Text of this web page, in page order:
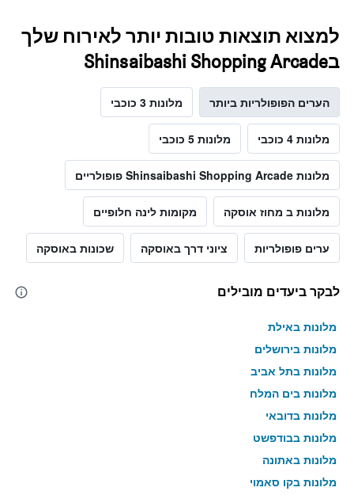
למצוא תוצאות טובות יותר לאירוח שלך
בShinsaibashi Shopping Arcade
הערים הפופולריות ביותר מלונות 3 כוכבי
מלונות 4 כוכבי מלונות 5 כוכבי
מלונות Shinsaibashi Shopping Arcade פופולריים
מלונות ב מחוז אוסקה מקומות לינה חלופיים
ערים פופולריות ציוני דרך באוסקה שכונות באוסקה
לבקר ביעדים מובילים
מלונות באילת
מלונות בירושלים
מלונות בתל אביב
מלונות בים המלח
מלונות בדובאי
מלונות בבודפשט
מלונות באתונה
מלונות בקו סאמוי